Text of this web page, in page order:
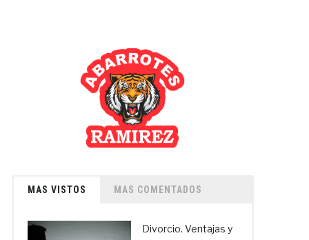
MAS VISTOS MAS COMENTADOS
Divorcio. Ventajas y